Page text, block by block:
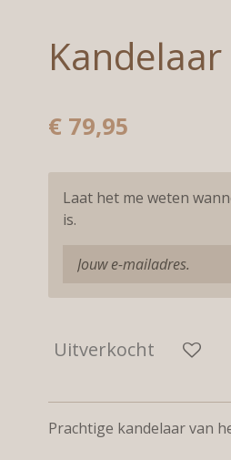
€ 79,95
Laat het me weten
is.
Uitverkocht
Prachtige kandelaar van